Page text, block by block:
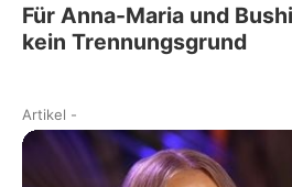
Für Anna-Maria und
kein Trennungsgrund
Artikel -